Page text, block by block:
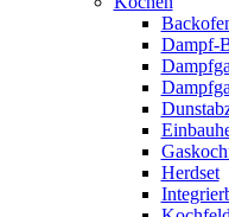
Dampf-
Herdset